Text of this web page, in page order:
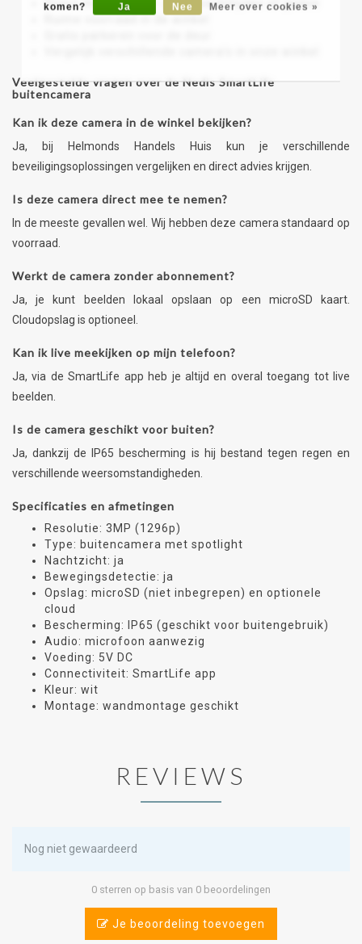
Direct meenemen – geen wachttijden of gedoe
Ruime voorraad in de winkel
Veelgestelde vragen over de Nedis SmartLife
buitencamera
Kan ik deze camera in de winkel bekijken?
Ja, bij Helmonds Handels Huis kun je verschillende
beveiligingsoplossingen vergelijken en direct advies krijgen.
Is deze camera direct mee te nemen?
In de meeste gevallen wel. Wij hebben deze camera standaard op
voorraad.
Werkt de camera zonder abonnement?
Ja, je kunt beelden lokaal opslaan op een microSD kaart.
Cloudopslag is optioneel.
Kan ik live meekijken op mijn telefoon?
Ja, via de SmartLife app heb je altijd en overal toegang tot live
beelden.
Is de camera geschikt voor buiten?
Ja, dankzij de IP65 bescherming is hij bestand tegen regen en
verschillende weersomstandigheden.
Specificaties en afmetingen
Resolutie: 3MP (1296p)
Type: buitencamera met spotlight
Nachtzicht: ja
Bewegingsdetectie: ja
Opslag: microSD (niet inbegrepen) en optionele
cloud
Bescherming: IP65 (geschikt voor buitengebruik)
Audio: microfoon aanwezig
Voeding: 5V DC
Connectiviteit: SmartLife app
Kleur: wit
Montage: wandmontage geschikt
REVIEWS
Nog niet gewaardeerd
0 sterren op basis van 0 beoordelingen
Je beoordeling toevoegen
komen? Ja Nee Meer over cookies »